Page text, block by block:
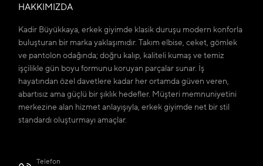
HAKKIMIZDA
Kadir Büyükkaya, erkek giyimde klasik duruşu modern konforla
buluşturan bir marka yaklaşımıdır. Takım elbise, ceket, gömlek
ve pantolon odağında; doğru kalıp, kaliteli kumaş ve temiz
işçilikle gün boyu formunu koruyan parçalar sunar. İş
hayatından özel davetlere kadar her ortamda güven veren,
abartısız ama güçlü bir şıklık hedefler. Müşteri memnuniyetini
merkezine alan hizmet anlayışıyla, erkek giyimde net bir stil
standardı oluşturmayı amaçlar.
Telefon